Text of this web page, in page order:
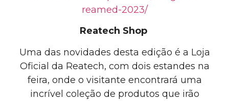
reamed-2023/
Reatech Shop
Uma das novidades desta edição é a Loja
Oficial da Reatech, com dois estandes na
feira, onde o visitante encontrará uma
incrível coleção de produtos que irão